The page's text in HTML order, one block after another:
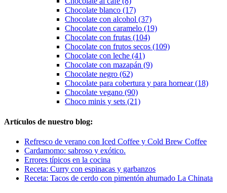
Chocolate blanco (17)
Chocolate con alcohol (37)
Chocolate con caramelo (19)
Chocolate con frutas (104)
Chocolate con frutos secos (109)
Chocolate con leche (41)
Chocolate con mazapán (9)
Chocolate negro (62)
Chocolate para cobertura y para hornear (18)
Chocolate vegano (90)
Choco minis y sets (21)
Artículos de nuestro blog:
Refresco de verano con Iced Coffee y Cold Brew Coffee
Cardamomo: sabroso y exótico.
Errores típicos en la cocina
Receta: Curry con espinacas y garbanzos
Receta: Tacos de cerdo con pimentón ahumado La Chinata